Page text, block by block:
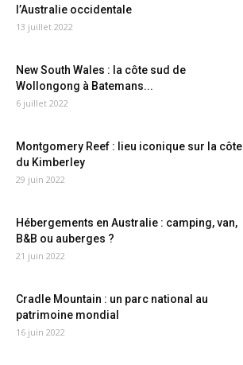
l’Australie occidentale
13 juillet 2022
New South Wales : la côte sud de
Wollongong à Batemans...
6 juillet 2022
Montgomery Reef : lieu iconique sur la côte
du Kimberley
29 juin 2022
Hébergements en Australie : camping, van,
B&B ou auberges ?
21 juin 2022
Cradle Mountain : un parc national au
patrimoine mondial
16 juin 2022